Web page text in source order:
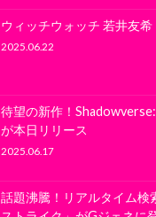
ウィッチウォッチ 若井友希
2025.06.22
待望の新作！
が本日リリース
2025.06.17
話題沸騰！リアルタイム検